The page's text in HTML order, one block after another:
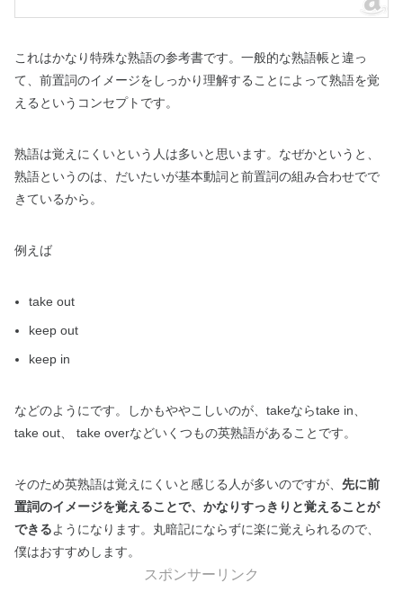
これはかなり特殊な熟語の参考書です。一般的な熟語帳と違っ
て、前置詞のイメージをしっかり理解することによって熟語を覚
えるというコンセプトです。
熟語は覚えにくいという人は多いと思います。なぜかというと、
熟語というのは、だいたいが基本動詞と前置詞の組み合わせでで
きているから。
例えば
take out
keep out
keep in
などのようにです。しかもややこしいのが、takeならtake in、
take out、 take overなどいくつもの英熟語があることです。
そのため英熟語は覚えにくいと感じる人が多いのですが、 先に前
置詞のイメージを覚えることで、かなりすっきりと覚えることが
できるようになります。丸暗記にならずに楽に覚えられるので、
僕はおすすめします。
スポンサーリンク